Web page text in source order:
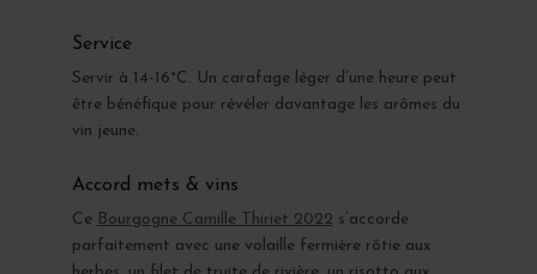
Service
Servir à 14-16°C. Un carafage léger d’une heure peut
être bénéfique pour révéler davantage les arômes du
vin jeune.
Accord mets & vins
Ce Bourgogne Camille Thiriet 2022 s’accorde
parfaitement avec une volaille fermière rôtie aux